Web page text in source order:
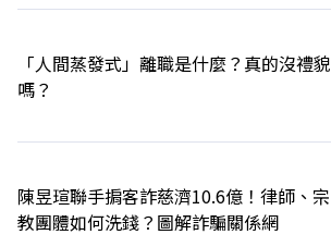
「人間蒸發式」離職是什麼？真的沒禮貌
嗎？
陳昱瑄聯手掮客詐慈濟10.6億！律師、宗
教團體如何洗錢？圖解詐騙關係網